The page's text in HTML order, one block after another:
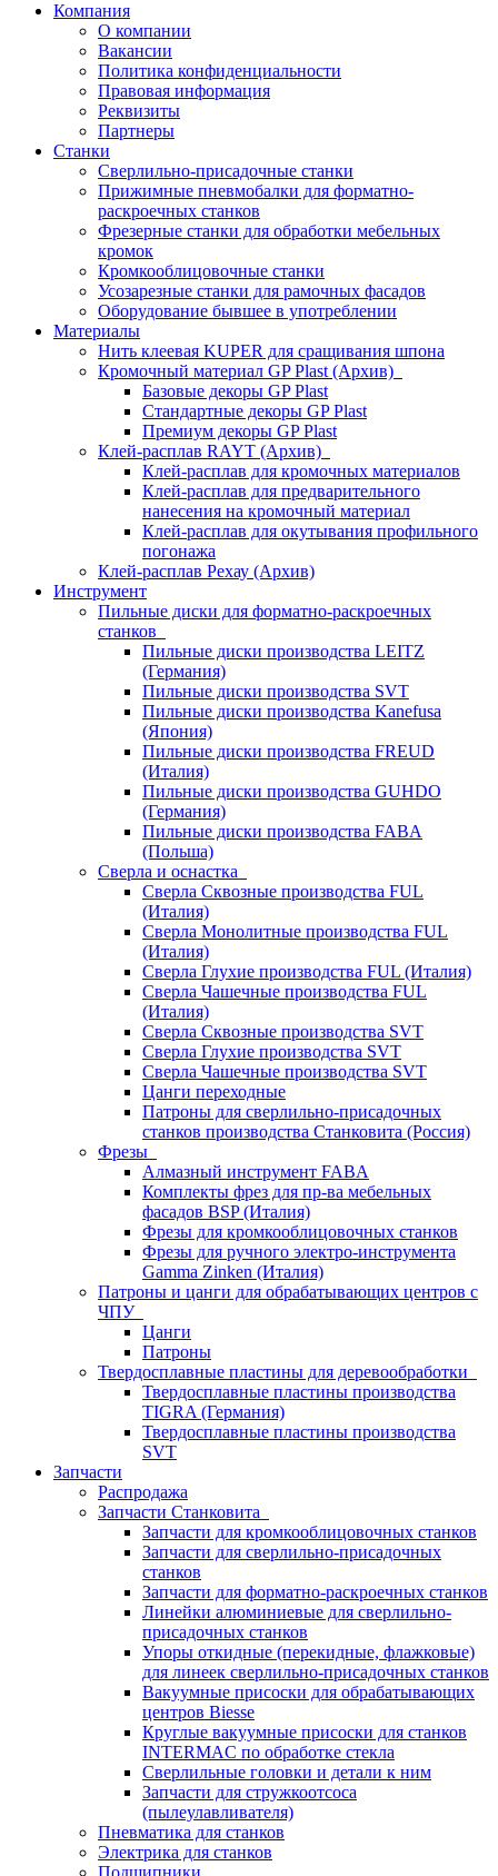
Компания
О компании
Вакансии
Политика конфиденциальности
Правовая информация
Реквизиты
Партнеры
Станки
Сверлильно-присадочные станки
Прижимные пневмобалки для форматно-
раскроечных станков
Фрезерные станки для обработки мебельных
кромок
Кромкооблицовочные станки
Усозарезные станки для рамочных фасадов
Оборудование бывшее в употреблении
Материалы
Нить клеевая KUPER для сращивания шпона
Кромочный материал GP Plast (Архив)
Базовые декоры GP Plast
Стандартные декоры GP Plast
Премиум декоры GP Plast
Клей-расплав RAYT (Архив)
Клей-расплав для кромочных материалов
Клей-расплав для предварительного
нанесения на кромочный материал
Клей-расплав для окутывания профильного
погонажа
Клей-расплав Рехау (Архив)
Инструмент
Пильные диски для форматно-раскроечных
станков
Пильные диски производства LEITZ
(Германия)
Пильные диски производства SVT
Пильные диски производства Kanefusa
(Япония)
Пильные диски производства FREUD
(Италия)
Пильные диски производства GUHDO
(Германия)
Пильные диски производства FABA
(Польша)
Сверла и оснастка
Сверла Сквозные производства FUL
(Италия)
Сверла Монолитные производства FUL
(Италия)
Сверла Глухие производства FUL (Италия)
Сверла Чашечные производства FUL
(Италия)
Сверла Сквозные производства SVT
Сверла Глухие производства SVT
Сверла Чашечные производства SVT
Цанги переходные
Патроны для сверлильно-присадочных
станков производства Станковита (Россия)
Фрезы
Алмазный инструмент FABA
Комплекты фрез для пр-ва мебельных
фасадов BSP (Италия)
Фрезы для кромкооблицовочных станков
Фрезы для ручного электро-инструмента
Gamma Zinken (Италия)
Патроны и цанги для обрабатывающих центров с
ЧПУ
Цанги
Патроны
Твердосплавные пластины для деревообработки
Твердосплавные пластины производства
TIGRA (Германия)
Твердосплавные пластины производства
SVT
Запчасти
Распродажа
Запчасти Станковита
Запчасти для кромкооблицовочных станков
Запчасти для сверлильно-присадочных
станков
Запчасти для форматно-раскроечных станков
Линейки алюминиевые для сверлильно-
присадочных станков
Упоры откидные (перекидные, флажковые)
для линеек сверлильно-присадочных станков
Вакуумные присоски для обрабатывающих
центров Biesse
Круглые вакуумные присоски для станков
INTERMAC по обработке стекла
Сверлильные головки и детали к ним
Запчасти для стружкоотсоса
(пылеулавливателя)
Пневматика для станков
Электрика для станков
Подшипники